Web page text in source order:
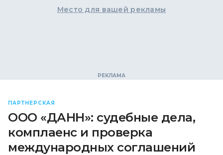
Место для вашей рекламы
ПАРТНЕРСКАЯ
ООО «ДАНН»: судебные дела,
комплаенс и проверка
международных соглашений